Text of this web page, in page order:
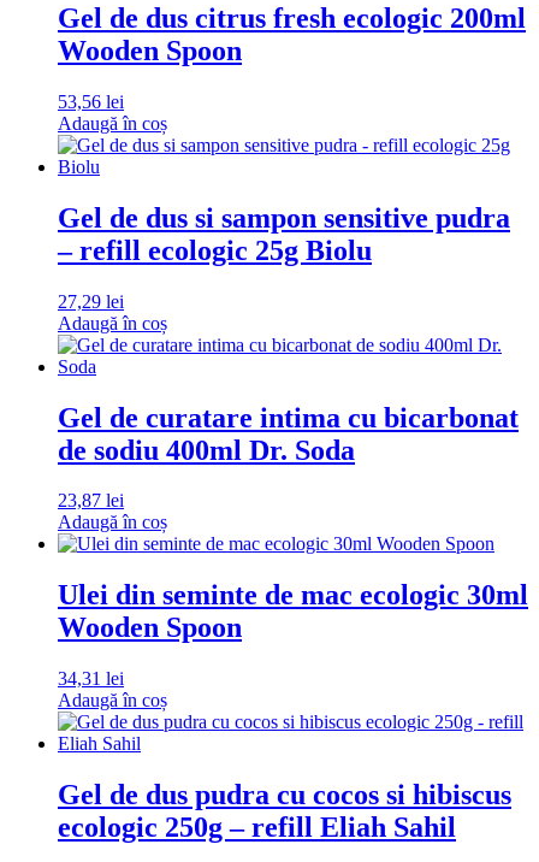
Gel de dus citrus fresh ecologic 200ml
Wooden Spoon
53,56 lei
Adaugă în coș
Gel de dus si sampon sensitive pudra
– refill ecologic 25g Biolu
27,29 lei
Adaugă în coș
Gel de curatare intima cu bicarbonat
de sodiu 400ml Dr. Soda
23,87 lei
Adaugă în coș
Ulei din seminte de mac ecologic 30ml
Wooden Spoon
34,31 lei
Adaugă în coș
Gel de dus pudra cu cocos si hibiscus
ecologic 250g – refill Eliah Sahil